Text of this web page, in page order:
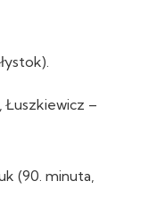
Łuszkiewicz –
(90. minuta,